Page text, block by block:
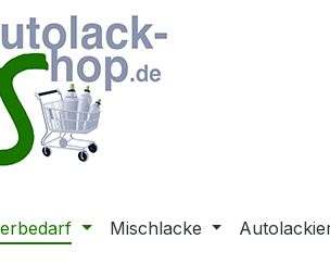
springen
Mischlacke